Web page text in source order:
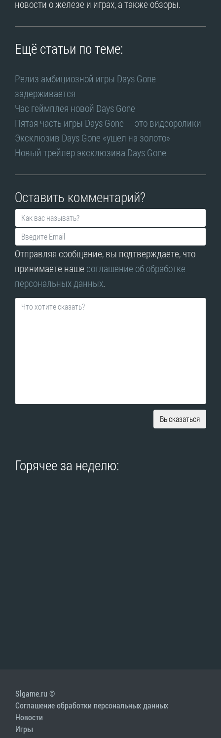
новости о железе и играх, а также обзоры.
Ещё статьи по теме:
Релиз амбициозной игры Days Gone
задерживается
Час геймплея новой Days Gone
Пятая часть игры Days Gone — это видеоролики
Эксклюзив Days Gone «ушел на золото»
Новый трейлер эксклюзива Days Gone
Оставить комментарий?
Отправляя сообщение, вы подтверждаете, что
принимаете наше соглашение об обработке
персональных данных.
Высказаться
Горячее за неделю:
Slgame.ru ©
Соглашение обработки персональных данных
Новости
Игры